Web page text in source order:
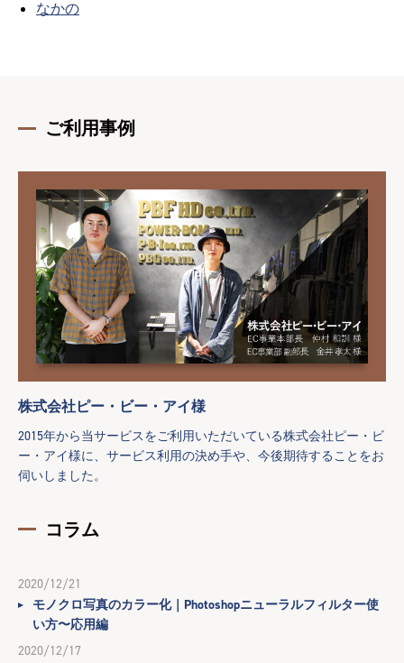
なかの
ご利用事例
株式会社ピー・ビー・アイ様
2015年から当サービスをご利用いただいている株式会社ピー・ビ
ー・アイ様に、サービス利用の決め手や、今後期待することをお
伺いしました。
コラム
2020/12/21
モノクロ写真のカラー化｜Photoshopニューラルフィルター使
い方〜応用編
2020/12/17